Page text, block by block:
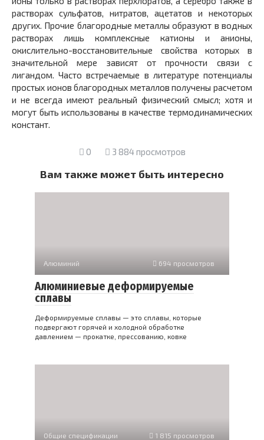
растворах сульфатов, нитратов, ацетатов и некоторых
других. Прочие благородные металлы образуют в водных
растворах лишь комплексные катионы и анионы,
окислительно-восстановительные свойства которых в
значительной мере зависят от прочности связи с
лигандом. Часто встречаемые в литературе потенциалы
простых ионов благородных металлов получены расчетом
и не всегда имеют реальный физический смысл; хотя и
могут быть использованы в качестве термодинамических
констант.
0 3 884 просмотров
Вам также может быть интересно
Алюминий 694 просмотров
Алюминиевые деформируемые
сплавы
Деформируемые сплавы — это сплавы, которые
подвергают горячей и холодной обработке
давлением — прокатке, прессованию, ковке
Общие спецификации 1 815 просмотров